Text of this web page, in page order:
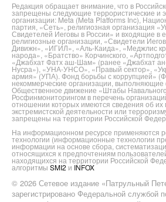
Редакция обращает внимание, что в
запрещены следующие террористические и
организации: Meta (Meta Platforms Inc),
партия, «Сеть», религиозная организация
Свидетелей Иеговы в России» и входящие в
религиозные организации, «Свидетели
Дивижн», «ИГИЛ», «Аль-Каида», «Меджлис
народа», «Братство» Корчинского,
«Джабхат Фатх аш-Шам» (ранее «Джабхат
Нусра»), «УНА-УНСО», «Правый сектор»,
армия» (УПА). Фонд борьбы с коррупцией»
некоммерческие организации, выполняющие
Общественное движение «Штабы
Росфинмониторингом в перечень
отношении которых имеются сведения об их
экстремистской деятельности или
запрещены на территории Российской
На информационном ресурсе применяются
технологии (информационные технологии
информации на основе сбора,
относящихся к предпочтениям
находящихся на территории Российской
алгоритмы SMI2 и INFOX
© 2026 Сетевое издание «Патрульный
зарегистрировано Федеральной службой